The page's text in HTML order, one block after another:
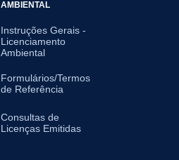
AMBIENTAL
Instruções Gerais -
Licenciamento
Ambiental
Formulários/Termos
de Referência
Consultas de
Licenças Emitidas